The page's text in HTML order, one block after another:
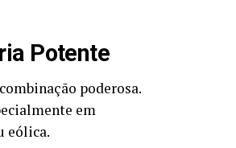
Potente
poderosa.
em
eólica.